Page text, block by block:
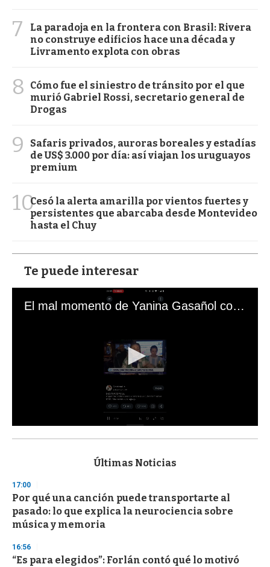
7
La paradoja en la frontera con Brasil: Rivera
no construye edificios hace una década y
Livramento explota con obras
8
Cómo fue el siniestro de tránsito por el que
murió Gabriel Rossi, secretario general de
Drogas
9
Safaris privados, auroras boreales y estadías
de US$ 3.000 por día: así viajan los uruguayos
premium
10Cesó la alerta amarilla por vientos fuertes y
persistentes que abarcaba desde Montevideo
hasta el Chuy
Te puede interesar
El mal momento de Yanina Gasañol con un hincha argentino en "Subrayado"
s
d
s
o
f
3
s
e
Últimas Noticias
17:00
Por qué una canción puede transportarte al
pasado: lo que explica la neurociencia sobre
música y memoria
16:56
“Es para elegidos”: Forlán contó qué lo motivó